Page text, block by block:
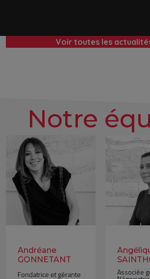
Voir toutes les
Notre
Andréane
GONNETANT
Fondatrice et gérante Associée